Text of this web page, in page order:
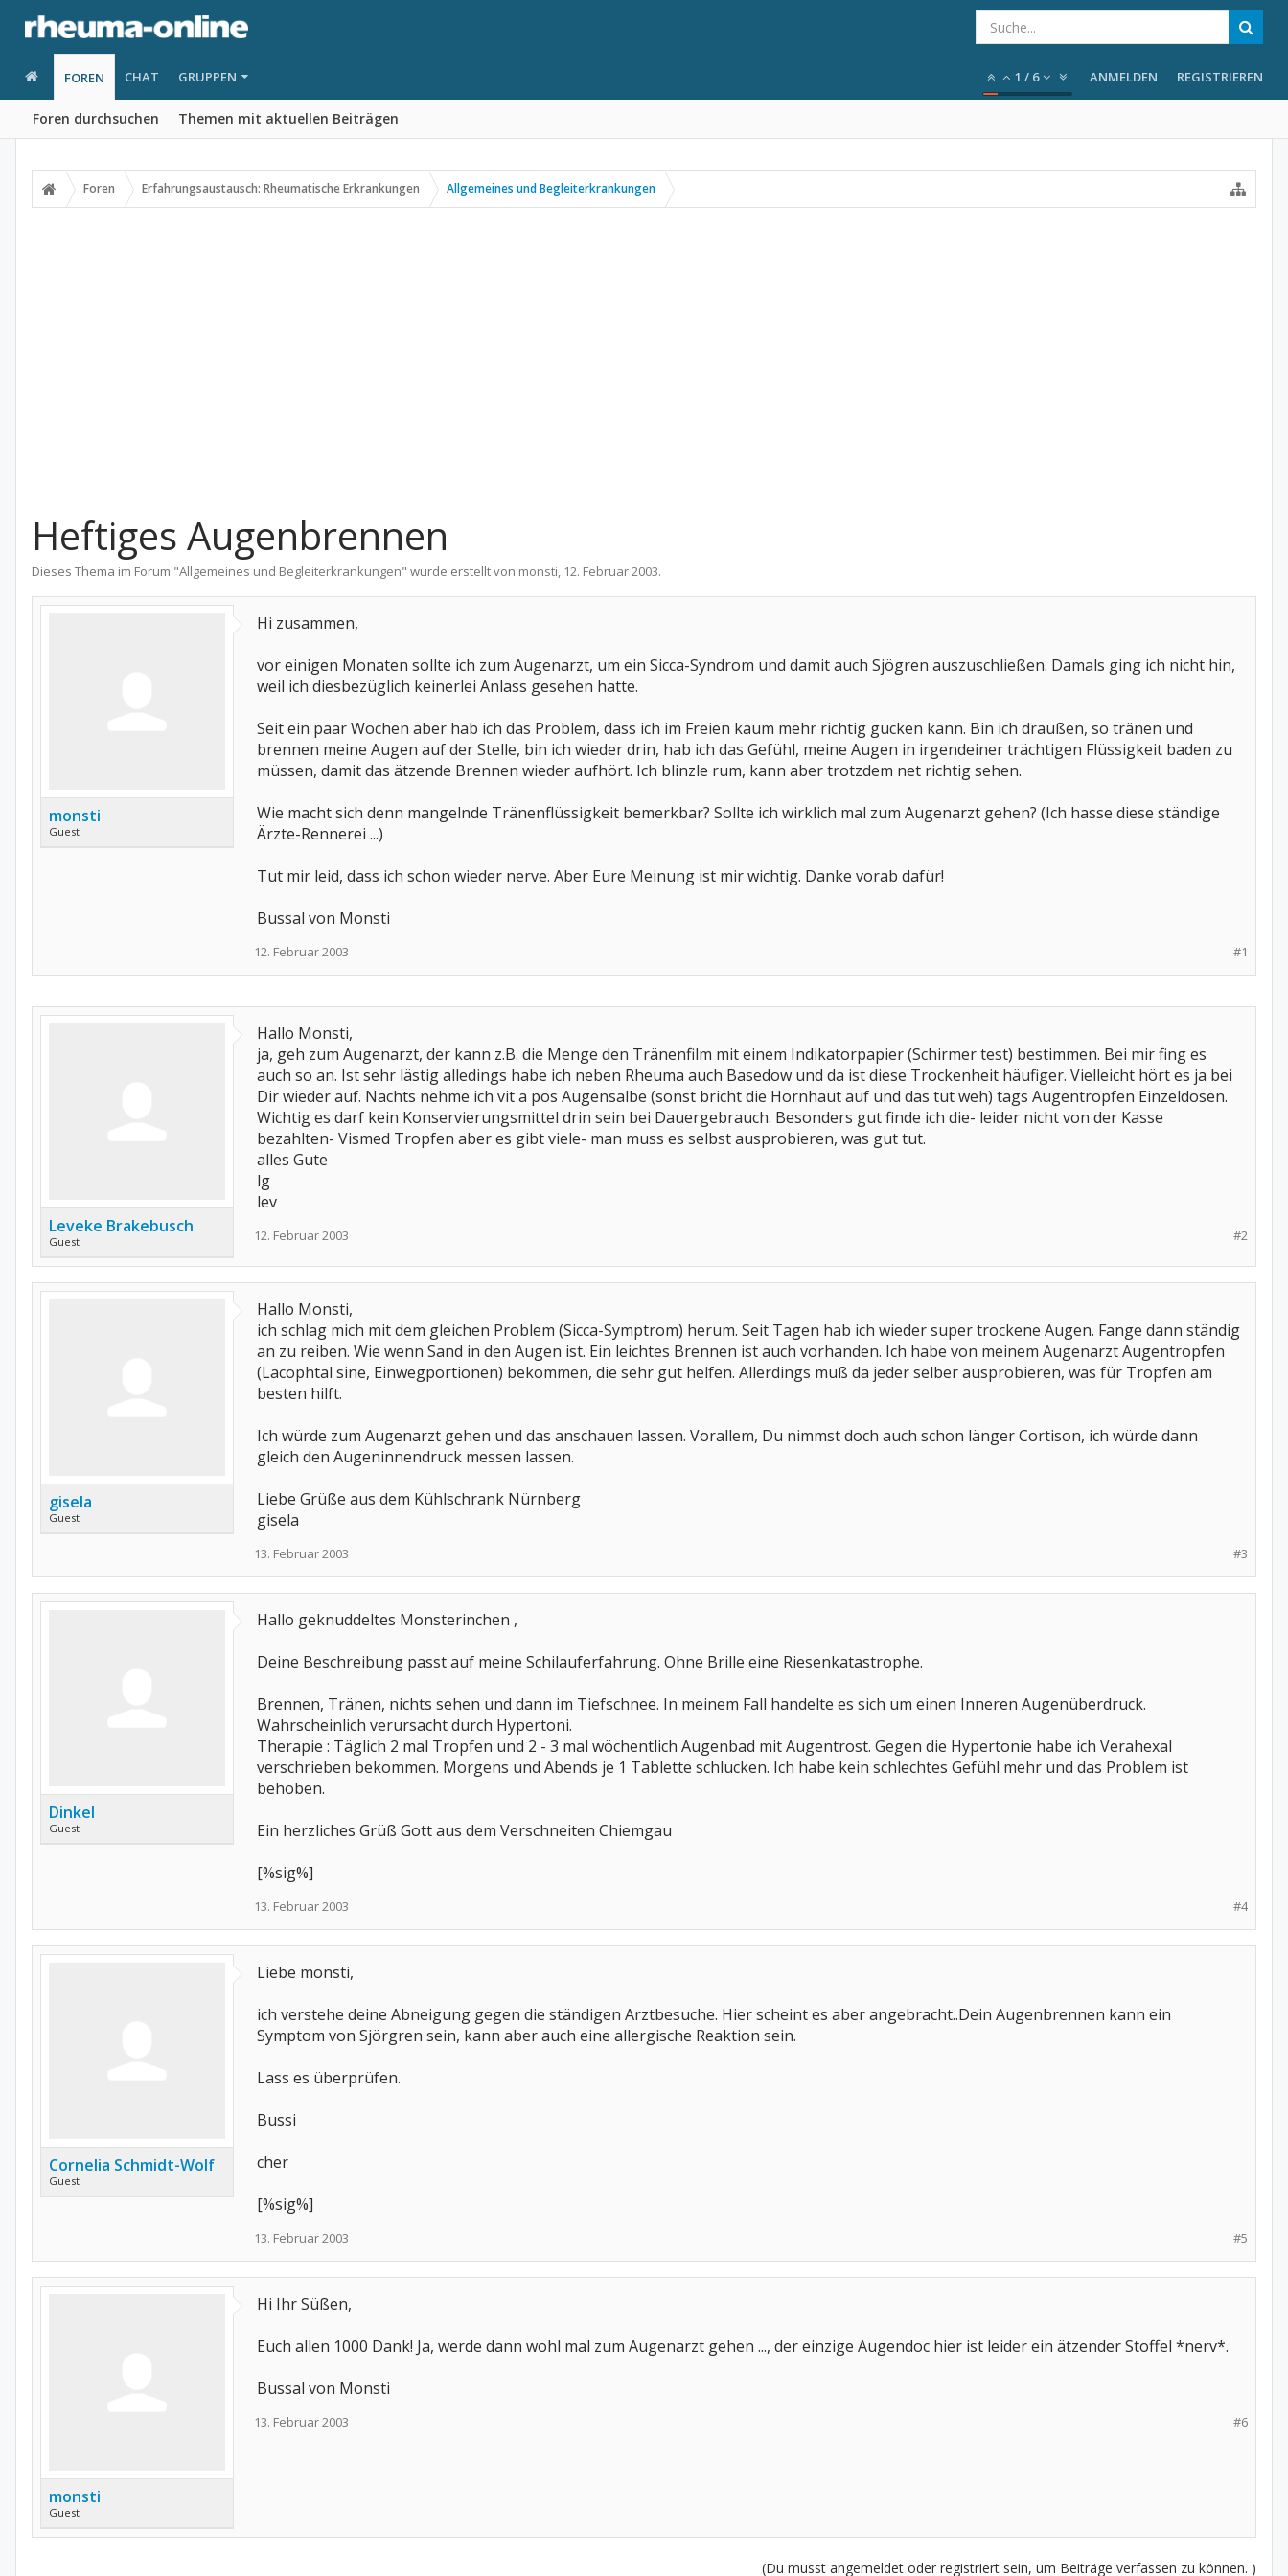
FOREN
Foren durchsuchen Themen mit aktuellen Beiträgen
CHAT GRUPPEN 1 / 6 ANMELDEN REGISTRIEREN
Foren Erfahrungsaustausch: Rheumatische Erkrankungen Allgemeines und Begleiterkrankungen
Heftiges Augenbrennen
Dieses Thema im Forum "Allgemeines und Begleiterkrankungen" wurde erstellt von monsti, 12. Februar 2003.
monsti
Guest
Hi zusammen,
vor einigen Monaten sollte ich zum Augenarzt, um ein Sicca-Syndrom und damit auch Sjögren auszuschließen. Damals ging ich nicht hin,
weil ich diesbezüglich keinerlei Anlass gesehen hatte.
Seit ein paar Wochen aber hab ich das Problem, dass ich im Freien kaum mehr richtig gucken kann. Bin ich draußen, so tränen und
brennen meine Augen auf der Stelle, bin ich wieder drin, hab ich das Gefühl, meine Augen in irgendeiner trächtigen Flüssigkeit baden zu
müssen, damit das ätzende Brennen wieder aufhört. Ich blinzle rum, kann aber trotzdem net richtig sehen.
Wie macht sich denn mangelnde Tränenflüssigkeit bemerkbar? Sollte ich wirklich mal zum Augenarzt gehen? (Ich hasse diese ständige
Ärzte-Rennerei ...)
Tut mir leid, dass ich schon wieder nerve. Aber Eure Meinung ist mir wichtig. Danke vorab dafür!
Bussal von Monsti
#1
12. Februar 2003
Leveke Brakebusch
Guest
Hallo Monsti,
ja, geh zum Augenarzt, der kann z.B. die Menge den Tränenfilm mit einem Indikatorpapier (Schirmer test) bestimmen. Bei mir fing es
auch so an. Ist sehr lästig alledings habe ich neben Rheuma auch Basedow und da ist diese Trockenheit häufiger. Vielleicht hört es ja bei
Dir wieder auf. Nachts nehme ich vit a pos Augensalbe (sonst bricht die Hornhaut auf und das tut weh) tags Augentropfen Einzeldosen.
Wichtig es darf kein Konservierungsmittel drin sein bei Dauergebrauch. Besonders gut finde ich die- leider nicht von der Kasse
bezahlten- Vismed Tropfen aber es gibt viele- man muss es selbst ausprobieren, was gut tut.
alles Gute
lg
lev
#2
12. Februar 2003
gisela
Guest
Hallo Monsti,
ich schlag mich mit dem gleichen Problem (Sicca-Symptrom) herum. Seit Tagen hab ich wieder super trockene Augen. Fange dann ständig
an zu reiben. Wie wenn Sand in den Augen ist. Ein leichtes Brennen ist auch vorhanden. Ich habe von meinem Augenarzt Augentropfen
(Lacophtal sine, Einwegportionen) bekommen, die sehr gut helfen. Allerdings muß da jeder selber ausprobieren, was für Tropfen am
besten hilft.
Ich würde zum Augenarzt gehen und das anschauen lassen. Vorallem, Du nimmst doch auch schon länger Cortison, ich würde dann
gleich den Augeninnendruck messen lassen.
Liebe Grüße aus dem Kühlschrank Nürnberg
gisela
#3
13. Februar 2003
Dinkel
Guest
Hallo geknuddeltes Monsterinchen ,
Deine Beschreibung passt auf meine Schilauferfahrung. Ohne Brille eine Riesenkatastrophe.
Brennen, Tränen, nichts sehen und dann im Tiefschnee. In meinem Fall handelte es sich um einen Inneren Augenüberdruck.
Wahrscheinlich verursacht durch Hypertoni.
Therapie : Täglich 2 mal Tropfen und 2 - 3 mal wöchentlich Augenbad mit Augentrost. Gegen die Hypertonie habe ich Verahexal
verschrieben bekommen. Morgens und Abends je 1 Tablette schlucken. Ich habe kein schlechtes Gefühl mehr und das Problem ist
behoben.
Ein herzliches Grüß Gott aus dem Verschneiten Chiemgau
[%sig%]
#4
13. Februar 2003
Cornelia Schmidt-Wolf
Guest
Liebe monsti,
ich verstehe deine Abneigung gegen die ständigen Arztbesuche. Hier scheint es aber angebracht..Dein Augenbrennen kann ein
Symptom von Sjörgren sein, kann aber auch eine allergische Reaktion sein.
Lass es überprüfen.
Bussi
cher
[%sig%]
#5
13. Februar 2003
monsti
Guest
Hi Ihr Süßen,
Euch allen 1000 Dank! Ja, werde dann wohl mal zum Augenarzt gehen ..., der einzige Augendoc hier ist leider ein ätzender Stoffel *nerv*.
Bussal von Monsti
#6
13. Februar 2003
(Du musst angemeldet oder registriert sein, um Beiträge verfassen zu können. )